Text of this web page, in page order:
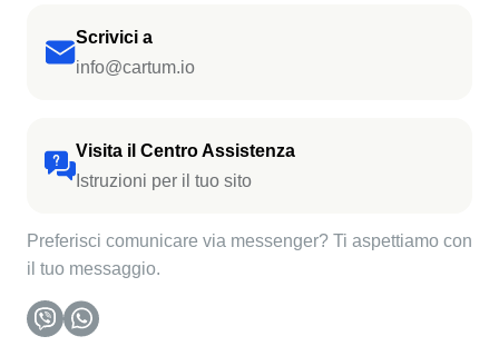
Scrivici a
info@cartum.io
Visita il Centro Assistenza
Istruzioni per il tuo sito
Preferisci comunicare via messenger? Ti aspettiamo con
il tuo messaggio.